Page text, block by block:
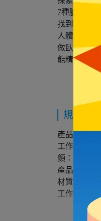
7種脈衝頻
找到讓你身
人體工學設
做臥躺椅各
能精準刺激C
規格說明
產品名稱：
工作時長：
顏：魔法紫
產品重量：
材質：
工作聲音：